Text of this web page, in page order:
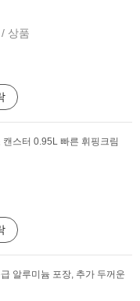
/ 상품
스터 0.95L 빠른 휘핑크림
알루미늄 포장, 추가 두꺼운